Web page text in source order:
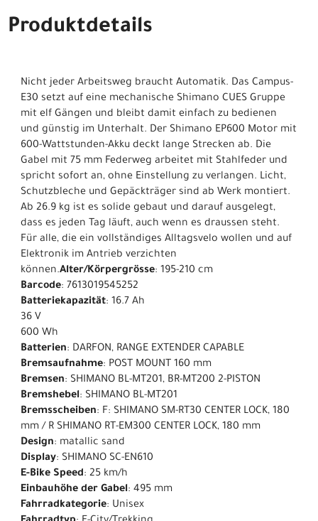
Produktdetails
Nicht jeder Arbeitsweg braucht Automatik. Das Campus-
E30 setzt auf eine mechanische Shimano CUES Gruppe
mit elf Gängen und bleibt damit einfach zu bedienen
und günstig im Unterhalt. Der Shimano EP600 Motor mit
600-Wattstunden-Akku deckt lange Strecken ab. Die
Gabel mit 75 mm Federweg arbeitet mit Stahlfeder und
spricht sofort an, ohne Einstellung zu verlangen. Licht,
Schutzbleche und Gepäckträger sind ab Werk montiert.
Ab 26.9 kg ist es solide gebaut und darauf ausgelegt,
dass es jeden Tag läuft, auch wenn es draussen steht.
Für alle, die ein vollständiges Alltagsvelo wollen und auf
Elektronik im Antrieb verzichten
können.Alter/Körpergrösse: 195-210 cm
Barcode: 7613019545252
Batteriekapazität: 16.7 Ah
36 V
600 Wh
Batterien: DARFON, RANGE EXTENDER CAPABLE
Bremsaufnahme: POST MOUNT 160 mm
Bremsen: SHIMANO BL-MT201, BR-MT200 2-PISTON
Bremshebel: SHIMANO BL-MT201
Bremsscheiben: F: SHIMANO SM-RT30 CENTER LOCK, 180
mm / R SHIMANO RT-EM300 CENTER LOCK, 180 mm
Design: matallic sand
Display: SHIMANO SC-EN610
E-Bike Speed: 25 km/h
Einbauhöhe der Gabel: 495 mm
Fahrradkategorie: Unisex